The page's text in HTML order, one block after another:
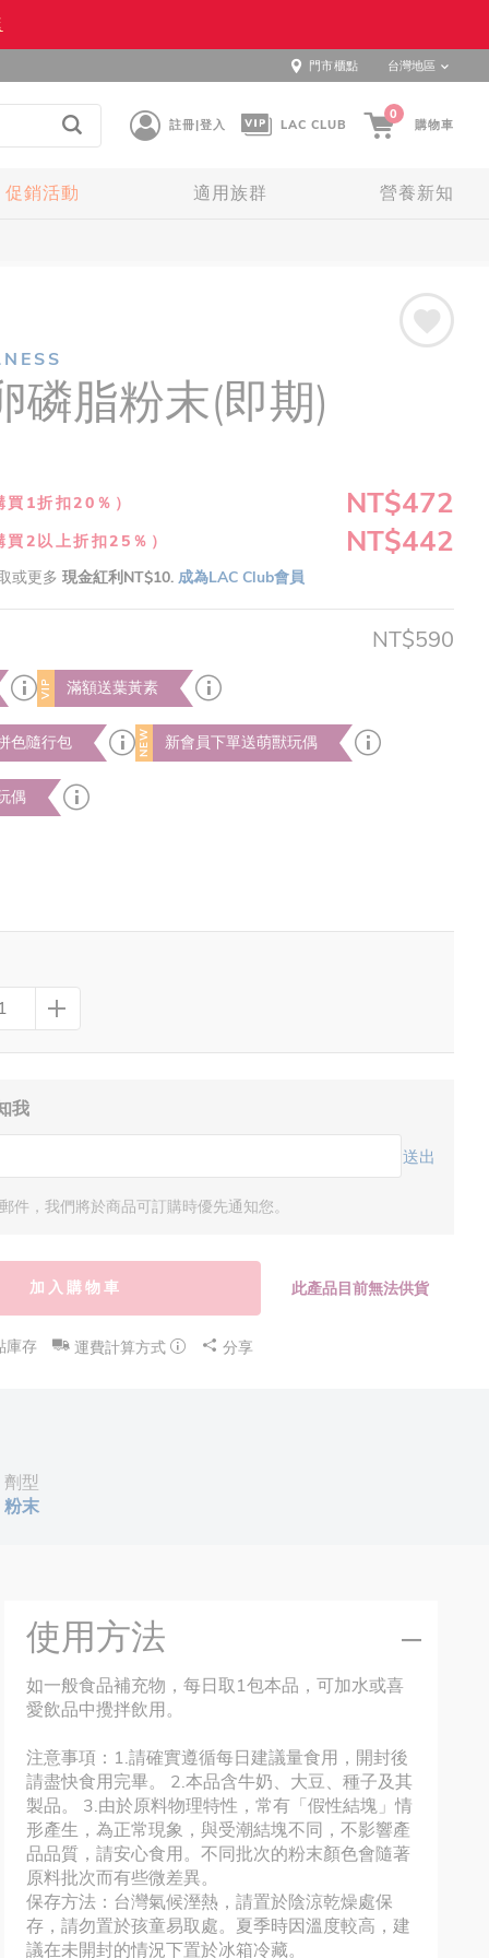
門市櫃點 台灣地區
註冊|登入 LAC CLUB
0
購物車
促銷活動 適用族群 營養新知
磷脂粉末(即期)
1折扣20％） NT$472
2以上折扣25％） NT$442
或更多 現金紅利NT$10. 成為LAC Club會員
NT$590
VIP 滿額送葉黃素
色隨行包 NEW 新會員下單送萌獸玩偶
偶
我
送出
件，我們將於商品可訂購時優先通知您。
此產品目前無法供貨
加入購物車
庫存 運費計算方式 分享
劑型
粉末
使用方法
如一般食品補充物，每日取1包本品，可加水或喜
愛飲品中攪拌飲用。
注意事項：1.請確實遵循每日建議量食用，開封後
請盡快食用完畢。 2.本品含牛奶、大豆、種子及其
製品。 3.由於原料物理特性，常有「假性結塊」情
形產生，為正常現象，與受潮結塊不同，不影響產
品品質，請安心食用。不同批次的粉末顏色會隨著
原料批次而有些微差異。
保存方法：台灣氣候溼熱，請置於陰涼乾燥處保
存，請勿置於孩童易取處。夏季時因溫度較高，建
議在未開封的情況下置於冰箱冷藏。